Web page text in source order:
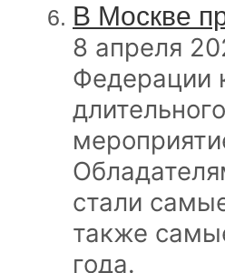
В Москве
8 апреля
Федерации
стали
также
года.